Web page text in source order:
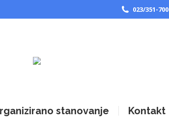
023/351-700
stanovanje Kontakt